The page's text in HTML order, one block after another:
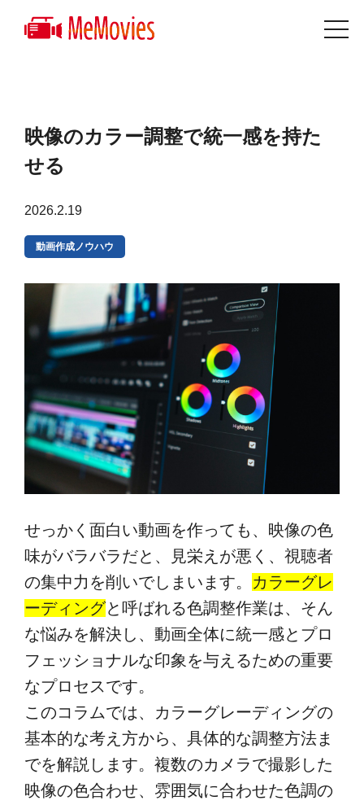
動画コラム
よくある質問
映像のカラー調整で統一感を持た
せる
2026.2.19
動画作成ノウハウ
せっかく面白い動画を作っても、映像の色
味がバラバラだと、見栄えが悪く、視聴者
の集中力を削いでしまいます。 カラーグレ
ーディングと呼ばれる色調整作業は、そん
な悩みを解決し、動画全体に統一感とプロ
フェッショナルな印象を与えるための重要
なプロセスです。
このコラムでは、カラーグレーディングの
基本的な考え方から、具体的な調整方法ま
でを解説します。複数のカメラで撮影した
映像の色合わせ、雰囲気に合わせた色調の